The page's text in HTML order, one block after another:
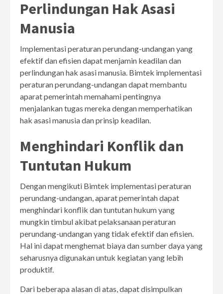
Perlindungan Hak Asasi
Manusia
Implementasi peraturan perundang-undangan yang
efektif dan efisien dapat menjamin keadilan dan
perlindungan hak asasi manusia. Bimtek implementasi
peraturan perundang-undangan dapat membantu
aparat pemerintah memahami pentingnya
menjalankan tugas mereka dengan memperhatikan
hak asasi manusia dan prinsip keadilan.
Menghindari Konflik dan
Tuntutan Hukum
Dengan mengikuti Bimtek implementasi peraturan
perundang-undangan, aparat pemerintah dapat
menghindari konflik dan tuntutan hukum yang
mungkin timbul akibat pelaksanaan peraturan
perundang-undangan yang tidak efektif dan efisien.
Hal ini dapat menghemat biaya dan sumber daya yang
seharusnya digunakan untuk kegiatan yang lebih
produktif.
Dari beberapa alasan di atas, dapat disimpulkan